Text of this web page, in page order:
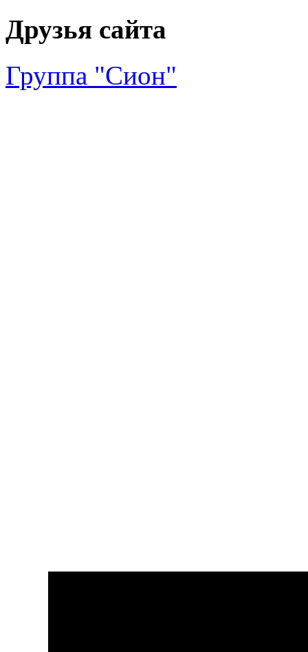
Друзья сайта
Группа "Сион"